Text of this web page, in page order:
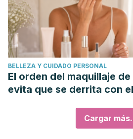
BELLEZA Y CUIDADO PERSONAL
El orden del maquillaje
evita que se derrita con
Cargar